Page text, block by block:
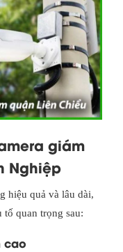
giám
Nghiệp
hiệu quả và lâu dài,
quan trọng sau:
cao